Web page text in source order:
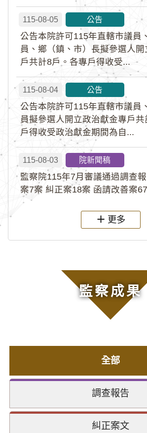
115-08-05 公告
公告本院許可115年直轄市議員
員、鄉（鎮、市）長擬參選人
戶共計8戶。各專戶得收受...
115-08-04 公告
公告本院許可115年直轄市議員
員擬參選人開立政治獻金專戶
戶得收受政治獻金期間為自...
115-08-03 院新聞稿
監察院115年7月審議通過調查
案7案 糾正案18案 函請改善案
更多
監察成果
全部
調查報告
糾正案文